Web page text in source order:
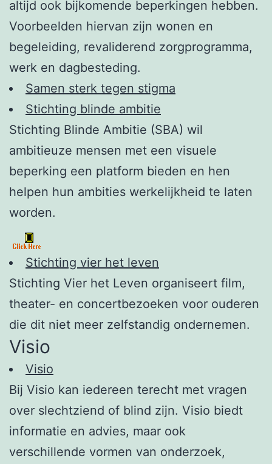
altijd ook bijkomende beperkingen hebben.
Voorbeelden hiervan zijn wonen en
begeleiding, revaliderend zorgprogramma,
werk en dagbesteding.
Samen sterk tegen stigma
Stichting blinde ambitie
Stichting Blinde Ambitie (SBA) wil
ambitieuze mensen met een visuele
beperking een platform bieden en hen
helpen hun ambities werkelijkheid te laten
worden.
Stichting vier het leven
Stichting Vier het Leven organiseert film,
theater- en concertbezoeken voor ouderen
die dit niet meer zelfstandig ondernemen.
Visio
Visio
Bij Visio kan iedereen terecht met vragen
over slechtziend of blind zijn. Visio biedt
informatie en advies, maar ook
verschillende vormen van onderzoek,